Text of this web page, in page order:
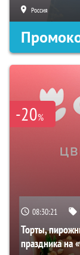
Россия
-20%
08:30:20
Торты,
праздника на